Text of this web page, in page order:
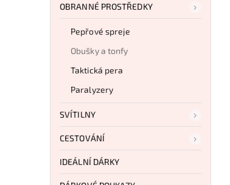
OBRANNÉ PROSTŘEDKY
Pepřové spreje
Obušky a tonfy
Taktická pera
Paralyzery
SVÍTILNY
CESTOVÁNÍ
IDEÁLNÍ DÁRKY